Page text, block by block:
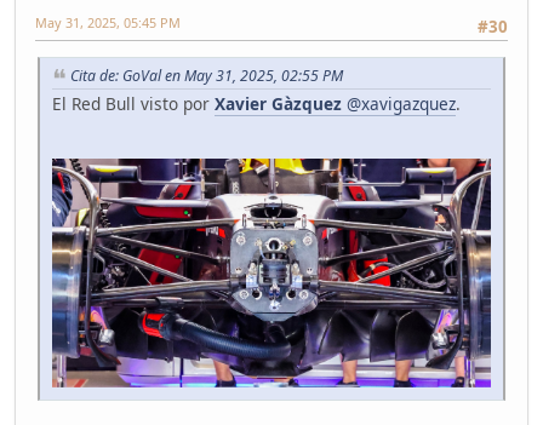
#30
May 31, 2025, 05:45 PM
Cita de: GoVal en May 31, 2025, 02:55 PM
El Red Bull visto por Xavier Gàzquez @xavigazquez.